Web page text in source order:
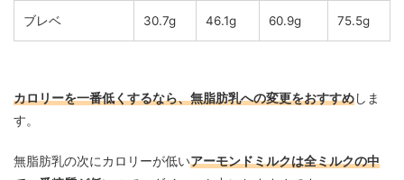
ブレベ 30.7g 46.1g 60.9g 75.5g
カロリーを一番低くするなら、無脂肪乳への変更をおすすめしま
す。
無脂肪乳の次にカロリーが低いアーモンドミルクは全ミルクの中